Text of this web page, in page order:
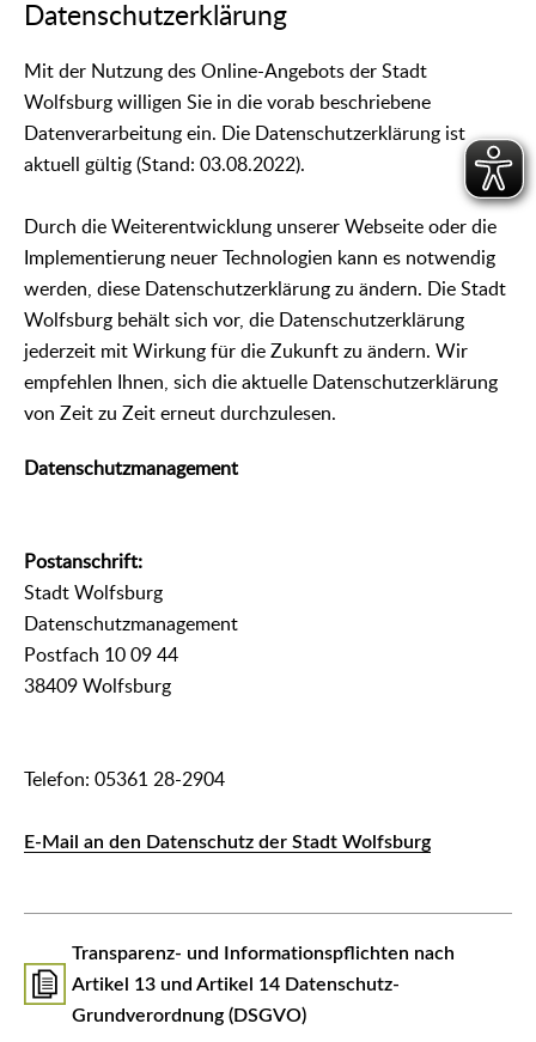
Datenschutzerklärung
Mit der Nutzung des Online-Angebots der Stadt
Wolfsburg willigen Sie in die vorab beschriebene
Datenverarbeitung ein. Die Datenschutzerklärung ist
aktuell gültig (Stand: 03.08.2022).
Durch die Weiterentwicklung unserer Webseite oder die
Implementierung neuer Technologien kann es notwendig
werden, diese Datenschutzerklärung zu ändern. Die Stadt
Wolfsburg behält sich vor, die Datenschutzerklärung
jederzeit mit Wirkung für die Zukunft zu ändern. Wir
empfehlen Ihnen, sich die aktuelle Datenschutzerklärung
von Zeit zu Zeit erneut durchzulesen.
Datenschutzmanagement
Postanschrift:
Stadt Wolfsburg
Datenschutzmanagement
Postfach 10 09 44
38409 Wolfsburg
Telefon: 05361 28-2904
E-Mail an den Datenschutz der Stadt Wolfsburg
Transparenz- und Informationspflichten nach
Artikel 13 und Artikel 14 Datenschutz-
Grundverordnung (DSGVO)